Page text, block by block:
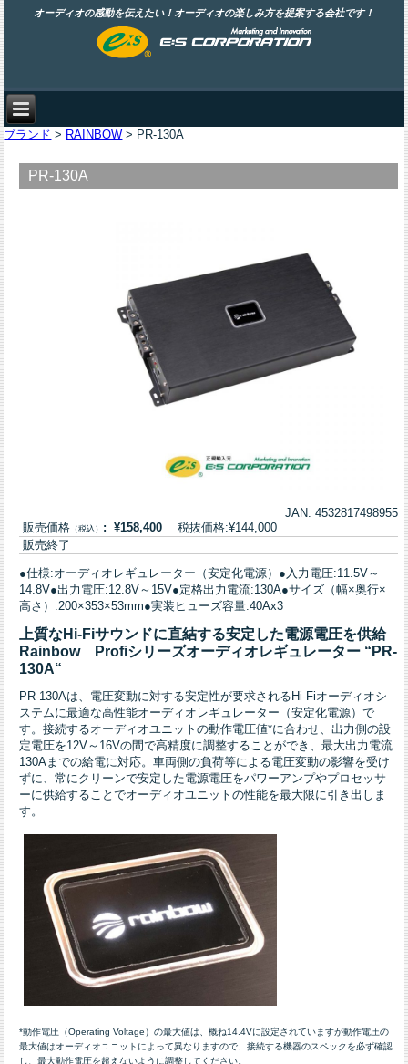
オーディオの感動を伝えたい！オーディオの楽しみ方を提案する会社です！
ブランド > RAINBOW > PR-130A
PR-130A
JAN: 4532817498955
販売価格 （税込） : ¥158,400 税抜価格:¥144,000
販売終了
●仕様:オーディオレギュレーター（安定化電源）●入力電圧:11.5V～
14.8V●出力電圧:12.8V～15V●定格出力電流:130A●サイズ（幅×奥行×
高さ）:200×353×53mm●実装ヒューズ容量:40Ax3
上質なHi-Fiサウンドに直結する安定した電源電圧を供給
Rainbow Profiシリーズオーディオレギュレーター “PR-
130A“
PR-130Aは、電圧変動に対する安定性が要求されるHi-Fiオーディオシ
ステムに最適な高性能オーディオレギュレーター（安定化電源）で
す。接続するオーディオユニットの動作電圧値*に合わせ、出力側の設
定電圧を12V～16Vの間で高精度に調整することができ、最大出力電流
130Aまでの給電に対応。車両側の負荷等による電圧変動の影響を受け
ずに、常にクリーンで安定した電源電圧をパワーアンプやプロセッサ
ーに供給することでオーディオユニットの性能を最大限に引き出しま
す。
*動作電圧（Operating Voltage）の最大値は、概ね14.4Vに設定されていますが動作電圧の
最大値はオーディオユニットによって異なりますので、接続する機器のスペックを必ず確認
し、最大動作電圧を超えないように調整してください。